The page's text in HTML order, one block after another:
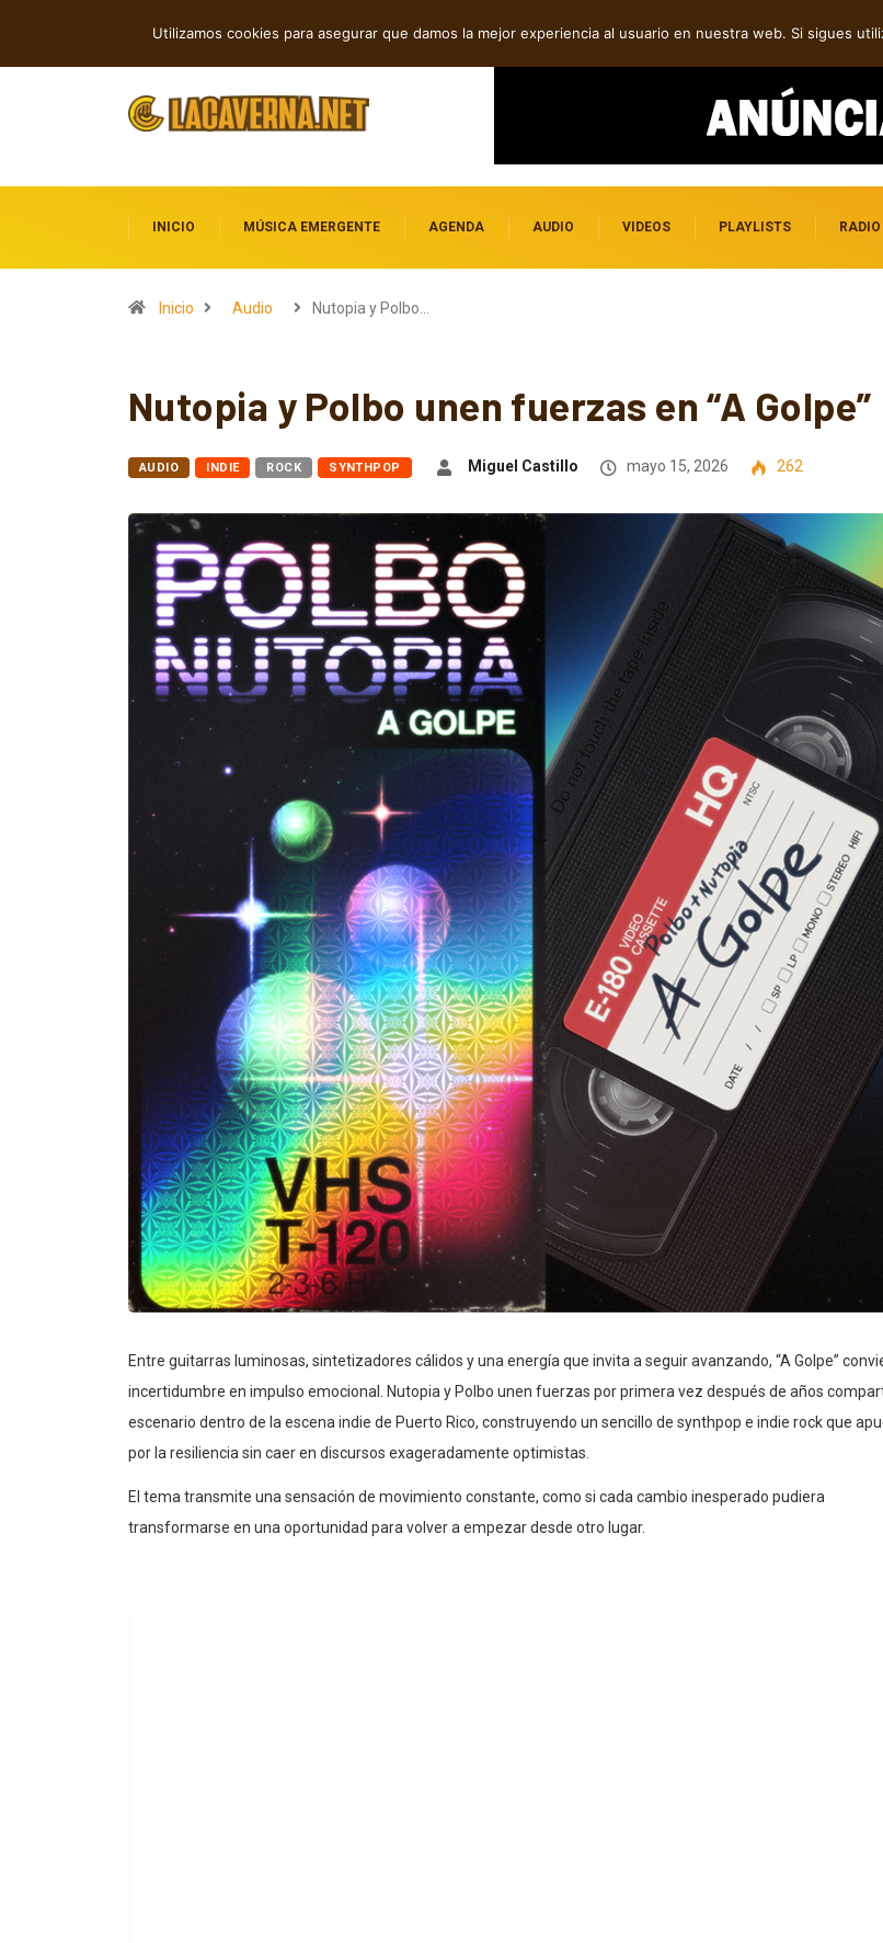
INICIO MÚSICA EMERGENTE AGENDA AUDIO VIDEOS PLAYLISTS RADIO
Inicio Audio Nutopia y Polbo…
Nutopia y Polbo unen fuerzas en “A Golpe”
AUDIO INDIE ROCK SYNTHPOP Miguel Castillo mayo 15, 2026 262
Entre guitarras luminosas, sintetizadores cálidos y una energía que invita a seguir avanzando, “A Golpe”
incertidumbre en impulso emocional. Nutopia y Polbo unen fuerzas por primera vez después de años
escenario dentro de la escena indie de Puerto Rico, construyendo un sencillo de synthpop e indie rock que
por la resiliencia sin caer en discursos exageradamente optimistas.
El tema transmite una sensación de movimiento constante, como si cada cambio inesperado pudiera
transformarse en una oportunidad para volver a empezar desde otro lugar.
Utilizamos cookies para asegurar que damos la mejor experiencia al usuario en nuestra web. Si sigues